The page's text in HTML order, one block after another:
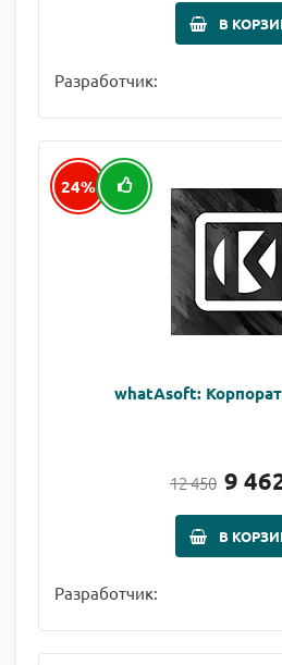
В
Разработчик:
24%
whatAsoft:
12 450 9
В
Разработчик: